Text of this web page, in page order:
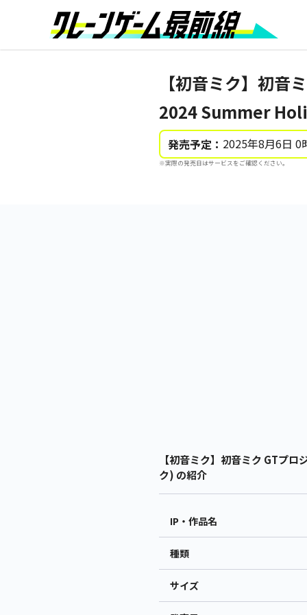
【初音ミク】初
2024 Summer
発売予定： 2025年8月6日 0
※実際の発売日はサービスをご確認ください。
【初音ミク】初音ミク GTプ
ク) の紹介
IP・作品名
種類
サイズ